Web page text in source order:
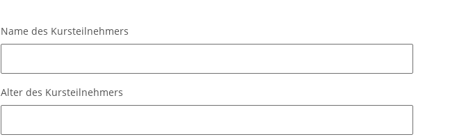
Name des Kursteilnehmers
Alter des Kursteilnehmers